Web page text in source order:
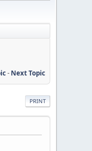
- Next Topic
PRINT